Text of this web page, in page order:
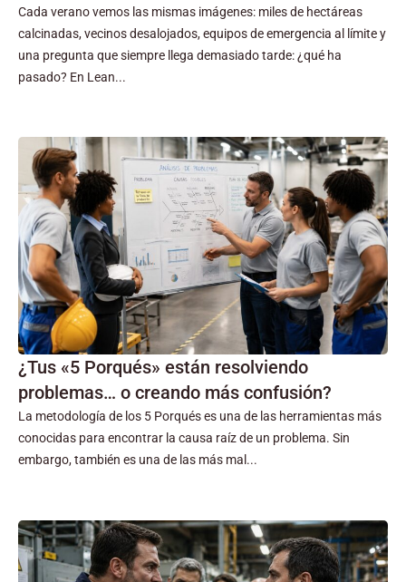
Cada verano vemos las mismas imágenes: miles de hectáreas
calcinadas, vecinos desalojados, equipos de emergencia al límite y
una pregunta que siempre llega demasiado tarde: ¿qué ha
pasado? En Lean...
¿Tus «5 Porqués» están resolviendo
problemas… o creando más confusión?
La metodología de los 5 Porqués es una de las herramientas más
conocidas para encontrar la causa raíz de un problema. Sin
embargo, también es una de las más mal...